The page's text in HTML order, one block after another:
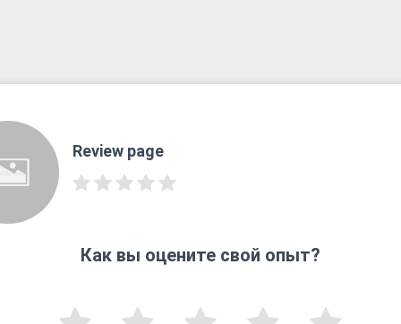
Review page
Как вы оцените свой опыт?